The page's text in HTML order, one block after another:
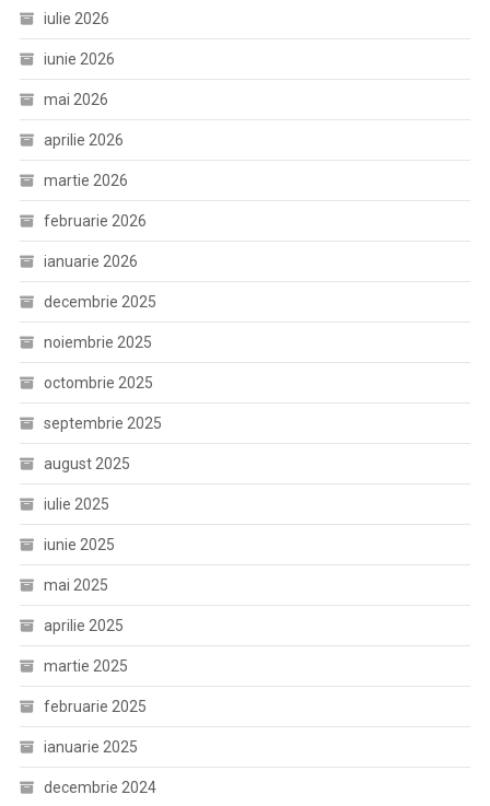
iulie 2026
iunie 2026
mai 2026
aprilie 2026
martie 2026
februarie 2026
ianuarie 2026
decembrie 2025
noiembrie 2025
octombrie 2025
septembrie 2025
august 2025
iulie 2025
iunie 2025
mai 2025
aprilie 2025
martie 2025
februarie 2025
ianuarie 2025
decembrie 2024